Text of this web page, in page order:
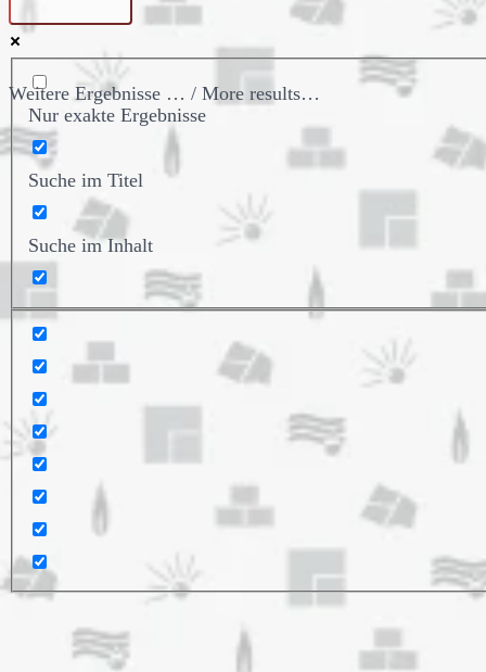
Weitere Ergebnisse … / More results…
Nur exakte Ergebnisse
Suche im Titel
Suche im Inhalt